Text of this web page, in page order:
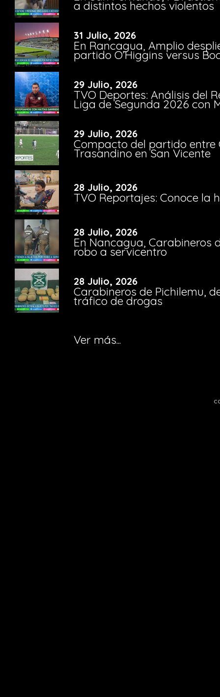
a distintos hechos violentos
31 Julio, 2026
En Rancagua, Amplio
partido O’Higgins versus
29 Julio, 2026
TVO Deportes: Análisis del
Liga de Segunda 2026 con
29 Julio, 2026
Compacto del partido entre
Trasandino en San Vicente
28 Julio, 2026
TVO Reportajes: Conoce la
28 Julio, 2026
En Nancagua, Carabineros
robo a servicentro
28 Julio, 2026
Carabineros de Pichilemu,
tráfico de drogas
Ver más...